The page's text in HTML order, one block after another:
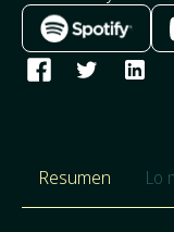
Resumen Lo